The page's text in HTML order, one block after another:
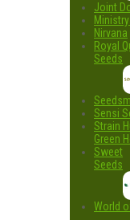
Joint
Nirvana
Royal
Seeds
Sensi
Strain
Green
Sweet
Seeds
World